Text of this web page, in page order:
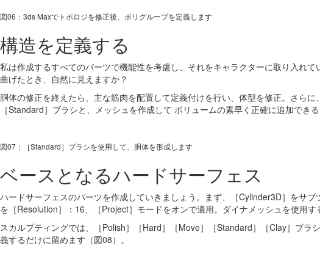
図06：3ds Maxでトポロジを修正後、ポリグループを定義します
構造を定義する
私は作成するすべてのパーツで機能性を考慮し、それをキャラクターに取り入れ
曲げたとき、自然に見えますか？
胴体の修正を終えたら、主な筋肉を配置して定義付けを行い、体型を修正。さら
［Standard］ブラシと、メッシュを作成して ボリュームの素早く正確に追加でき
図07：［Standard］ブラシを使用して、胴体を形成します
ベースとなるハードサーフェス
ハードサーフェスのパーツを作成していきましょう。まず、［Cylinder3D］をサ
を［Resolution］：16、［Project］モードをオンで適用。ダイナメッシュを使用
スカルプティングでは、［Polish］［Hard］［Move］［Standard］［Clay］ブ
義するだけに留めます（図08）。